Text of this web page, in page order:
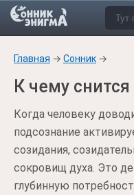
Главная → Сонник →
К чему
Когда человеку
подсознание
созидания,
сокровищ духа. Это
глубинную